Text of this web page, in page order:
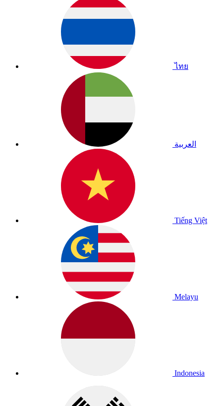
ไทย
العربية
Tiếng Việt
Melayu
Indonesia